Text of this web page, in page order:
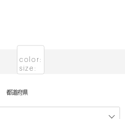
color:
size:
都道府県